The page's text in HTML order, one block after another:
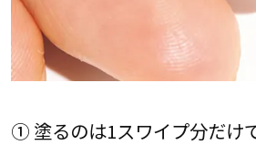
① 塗るのは1スワイプ分だけ